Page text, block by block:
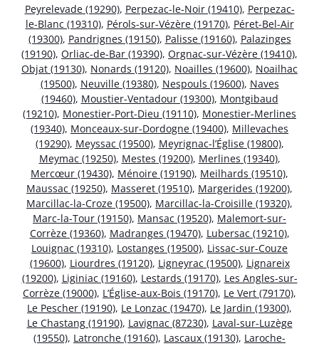
Peyrelevade (19290), Perpezac-le-Noir (19410), Perpezac-
le-Blanc (19310), Pérols-sur-Vézère (19170), Péret-Bel-Air
(19300), Pandrignes (19150), Palisse (19160), Palazinges
(19190), Orliac-de-Bar (19390), Orgnac-sur-Vézère (19410),
Objat (19130), Nonards (19120), Noailles (19600), Noailhac
(19500), Neuville (19380), Nespouls (19600), Naves
(19460), Moustier-Ventadour (19300), Montgibaud
(19210), Monestier-Port-Dieu (19110), Monestier-Merlines
(19340), Monceaux-sur-Dordogne (19400), Millevaches
(19290), Meyssac (19500), Meyrignac-l’Église (19800),
Meymac (19250), Mestes (19200), Merlines (19340),
Mercœur (19430), Ménoire (19190), Meilhards (19510),
Maussac (19250), Masseret (19510), Margerides (19200),
Marcillac-la-Croze (19500), Marcillac-la-Croisille (19320),
Marc-la-Tour (19150), Mansac (19520), Malemort-sur-
Corrèze (19360), Madranges (19470), Lubersac (19210),
Louignac (19310), Lostanges (19500), Lissac-sur-Couze
(19600), Liourdres (19120), Ligneyrac (19500), Lignareix
(19200), Liginiac (19160), Lestards (19170), Les Angles-sur-
Corrèze (19000), L’Église-aux-Bois (19170), Le Vert (79170),
Le Pescher (19190), Le Lonzac (19470), Le Jardin (19300),
Le Chastang (19190), Lavignac (87230), Laval-sur-Luzège
(19550), Latronche (19160), Lascaux (19130), Laroche-